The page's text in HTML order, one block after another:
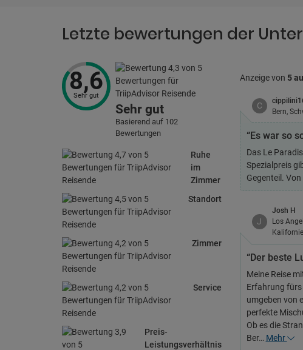
Letzte bewertungen der
8,6
Sehr gut
Sehr gut
Basierend auf 102
Bewertungen
Ruhe
im
Zimmer
Standort
Zimmer
Service
Preis-
Leistungsverhältnis
Anzeige von 5
C
Bern,
“Es war so
Das Le
Spezialpreis
Gegenteil.
J
Josh H
Los
“Der beste
Meine Reise
Erfahrung fürs
umgeben von
perfekte
Ob es die
Ber… Mehr